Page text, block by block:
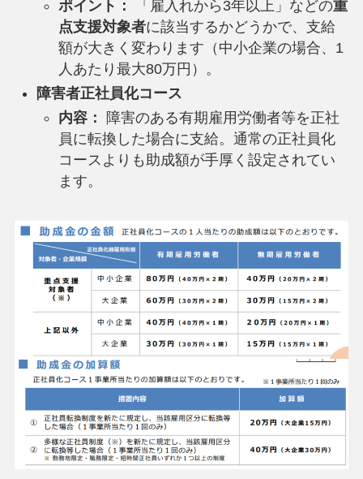
ポイント：
「雇入れから3年以上」などの重
点支援対象者に該当するかどうかで、支給
額が大きく変わります（中小企業の場合、1
人あたり最大80万円）。
障害者正社員化コース
内容：
障害のある有期雇用労働者等を正社
員に転換した場合に支給。通常の正社員化
コースよりも助成額が手厚く設定されてい
ます。